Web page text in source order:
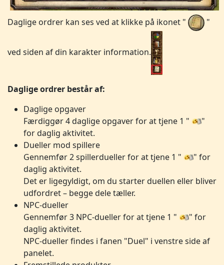
Daglige ordrer kan ses ved at klikke på ikonet " "
ved siden af din karakter information.
Daglige ordrer består af:
Daglige opgaver
Færdiggør 4 daglige opgaver for at tjene 1 "
"
for daglig aktivitet.
Dueller mod spillere
Gennemfør 2 spillerdueller for at tjene 1 "
" for
daglig aktivitet.
Det er ligegyldigt, om du starter duellen eller bliver
udfordret – begge dele tæller.
NPC-dueller
Gennemfør 3 NPC-dueller for at tjene 1 "
" for
daglig aktivitet.
NPC-dueller findes i fanen "Duel" i venstre side af
panelet.